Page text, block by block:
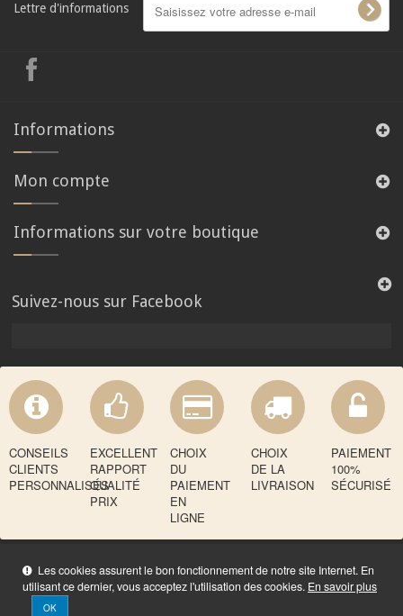
Les cookies assurent le bon fonctionnement de notre site Internet. En
utilisant ce dernier, vous acceptez l'utilisation des cookies. En savoir plus
OK
Lettre d'informations
Informations
Mon compte
Informations sur votre boutique
Suivez-nous sur Facebook
CONSEILS
CLIENTS
PERSONNALISÉS
EXCELLENT
RAPPORT
QUALITÉ
PRIX
CHOIX
DU
PAIEMENT
EN
LIGNE
CHOIX
DE LA
LIVRAISON
PAIEMENT
100%
SÉCURISÉ